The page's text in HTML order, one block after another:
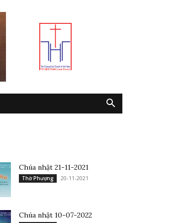
Chúa nhật 21-11-2021
Thờ Phượng 20-11-2021
Chúa nhật 10-07-2022